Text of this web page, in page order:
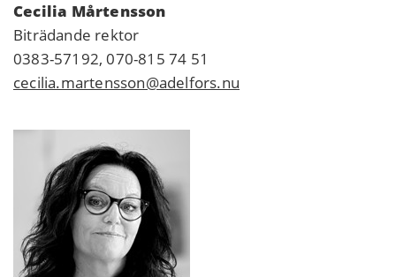
Cecilia Mårtensson
Biträdande rektor
0383-57192, 070-815 74 51
cecilia.martensson@adelfors.nu